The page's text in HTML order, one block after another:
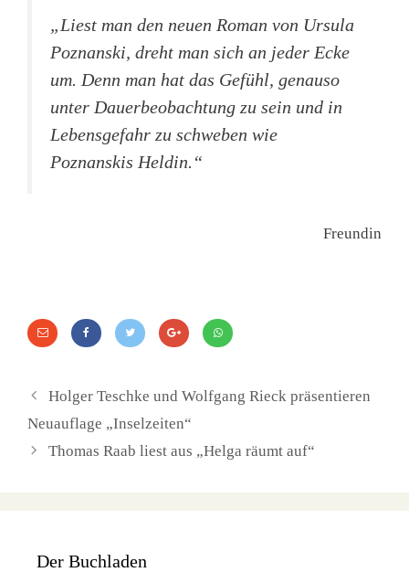
„Liest man den neuen Roman von Ursula
Poznanski, dreht man sich an jeder Ecke
um. Denn man hat das Gefühl, genauso
unter Dauerbeobachtung zu sein und in
Lebensgefahr zu schweben wie
Poznanskis Heldin.“
Freundin
Holger Teschke und Wolfgang Rieck präsentieren
Neuauflage „Inselzeiten“
Thomas Raab liest aus „Helga räumt auf“
Der Buchladen